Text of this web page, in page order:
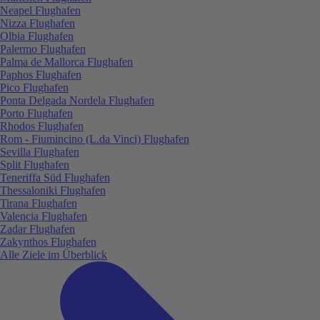
Neapel Flughafen
Nizza Flughafen
Olbia Flughafen
Palermo Flughafen
Palma de Mallorca Flughafen
Paphos Flughafen
Pico Flughafen
Ponta Delgada Nordela Flughafen
Porto Flughafen
Rhodos Flughafen
Rom - Fiumincino (L.da Vinci) Flughafen
Sevilla Flughafen
Split Flughafen
Teneriffa Süd Flughafen
Thessaloniki Flughafen
Tirana Flughafen
Valencia Flughafen
Zadar Flughafen
Zakynthos Flughafen
Alle Ziele im Überblick